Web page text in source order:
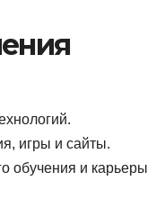
игры и сайты.
обучения и карьеры